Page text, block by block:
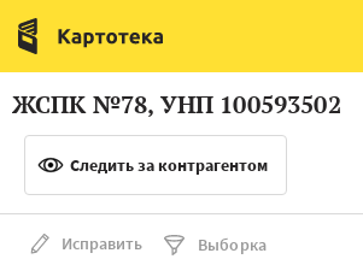
Италия
Люксембург
Литва
Нидерланды
ЖСПК №78, УНП 100593502
Следить за контрагентом
Исправить
Выборка